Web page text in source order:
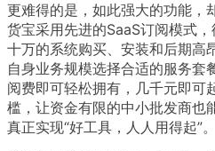
更难得的是，如此强大的功能，
货宝采用先进的SaaS订阅模式
十万的系统购买、安装和后期高
自身业务规模选择合适的服务套
阅费即可轻松拥有，几千元即可
槛，让资金有限的中小批发商也
真正实现“好工具，人人用得起”。